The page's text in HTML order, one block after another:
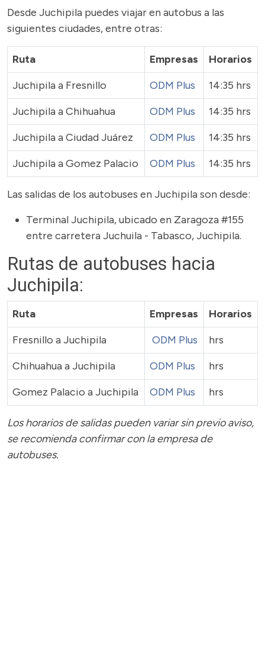
Desde Juchipila puedes viajar en autobus a las
siguientes ciudades, entre otras:
Ruta Empresas
Horarios
Juchipila a Fresnillo
ODM Plus
14:35 hrs
Juchipila a Chihuahua
ODM Plus
14:35 hrs
Juchipila a Ciudad Juárez
ODM Plus
14:35 hrs
Juchipila a Gomez Palacio
ODM Plus 14:35 hrs
Las salidas de los autobuses en Juchipila son desde:
Terminal Juchipila, ubicado en Zaragoza #155
entre carretera Juchuila - Tabasco, Juchipila.
Rutas de autobuses hacia
Juchipila:
Ruta Empresas
Horarios
Fresnillo a Juchipila
ODM Plus
hrs
Chihuahua a Juchipila
ODM Plus
hrs
Gomez Palacio a Juchipila
ODM Plus hrs
Los horarios de salidas pueden variar sin previo aviso,
se recomienda confirmar con la empresa de
autobuses.